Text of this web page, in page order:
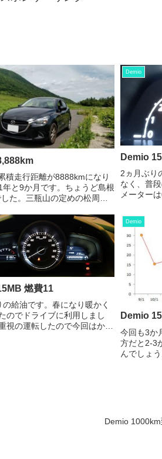
積走行距離が8888kmになり
年と9か月です。ちょうど島根
た。三瓶山の定めの松周辺
Demio
Demio
2ヵ月ぶり
なく、普
メーター
費
19.9km/L
燃費11
の給油です。春になり暖かく
のでドライブに利用しまし
視の運転したので今回はかな
Demio
Demio
今回も3か
方だと2-3
んでしょ
Demio 1000km